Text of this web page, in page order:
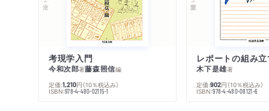
考現学入門
今和次郎著藤森照信編
定価:1,210円 （10％税込み）
ISBN:978-4-480-02115-1
レポートの組み
木下是雄著
定価:902円 （10％税込み）
ISBN:978-4-480-08121-6